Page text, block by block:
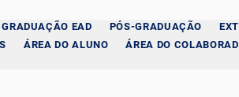
GRADUAÇÃO EAD PÓS-GRADUAÇÃO
ÁREA DO ALUNO
ÁREA DO